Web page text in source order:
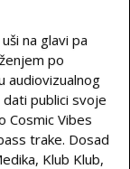
na glavi pa
po
audiovizualnog
publici svoje
Cosmic Vibes
trake. Dosad
Klub Klub,